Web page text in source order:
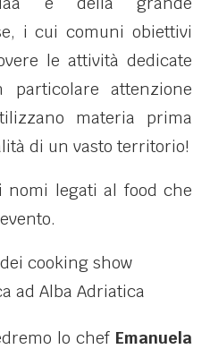
i cui comuni obiettivi
le attività dedicate
particolare attenzione
materia prima
di un vasto territorio!
legati al food che
lo chef Emanuela